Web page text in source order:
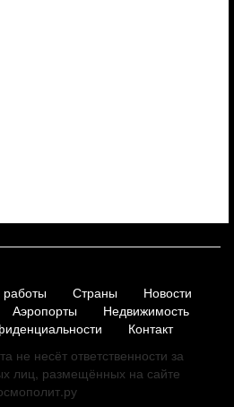
работы Страны
Новости
Аэропорты
Недвижимость
Контакт
не несёт ответственности за
лиц, размещённых на сайте